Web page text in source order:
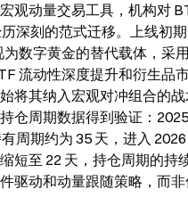
观动量交易工具，机构对
深刻的范式迁移。上线初
为数字黄金的替代载体，采
流动性深度提升和衍生品
将其纳入宏观对冲组合的
仓周期数据得到验证：2025
周期约为 35 天，进入
短至 22 天，持仓周期的持
驱动和动量跟随策略，而